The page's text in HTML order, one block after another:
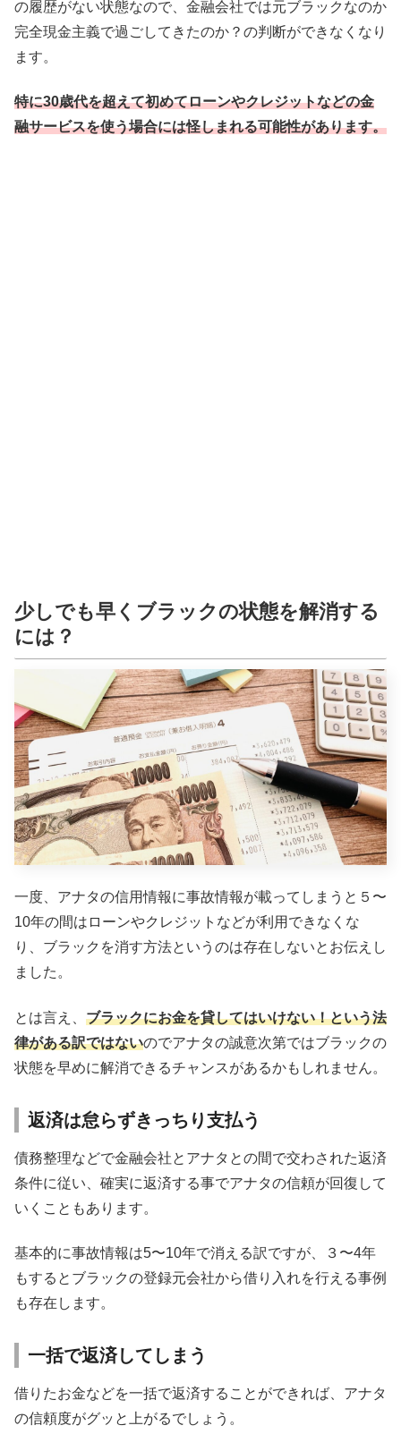
の履歴がない状態なので、金融会社では元ブラックなのか
完全現金主義で過ごしてきたのか？の判断ができなくなり
ます。
特に30歳代を超えて初めてローンやクレジットなどの金
融サービスを使う場合には怪しまれる可能性があります。
少しでも早くブラックの状態を解消する
には？
一度、アナタの信用情報に事故情報が載ってしまうと５〜
10年の間はローンやクレジットなどが利用できなくな
り、ブラックを消す方法というのは存在しないとお伝えし
ました。
とは言え、 ブラックにお金を貸してはいけない！という法
律がある訳ではないのでアナタの誠意次第ではブラックの
状態を早めに解消できるチャンスがあるかもしれません。
返済は怠らずきっちり支払う
債務整理などで金融会社とアナタとの間で交わされた返済
条件に従い、確実に返済する事でアナタの信頼が回復して
いくこともあります。
基本的に事故情報は5〜10年で消える訳ですが、３〜4年
もするとブラックの登録元会社から借り入れを行える事例
も存在します。
一括で返済してしまう
借りたお金などを一括で返済することができれば、アナタ
の信頼度がグッと上がるでしょう。